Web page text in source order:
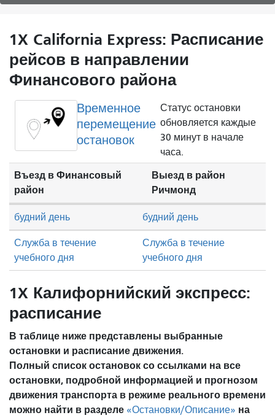
1X California Express: Расписание
рейсов в направлении
Финансового района
Временное
перемещение
остановок
Статус остановки
обновляется каждые
30 минут в начале
часа.
Въезд в Финансовый
район
Выезд в район
Ричмонд
будний день будний день
Служба в течение
учебного дня
Служба в течение
учебного дня
1X Калифорнийский экспресс:
расписание
В таблице ниже представлены выбранные
остановки и расписание движения.
Полный список остановок со ссылками на все
остановки, подробной информацией и прогнозом
движения транспорта в режиме реального времени
можно найти в разделе «Остановки/Описание» на